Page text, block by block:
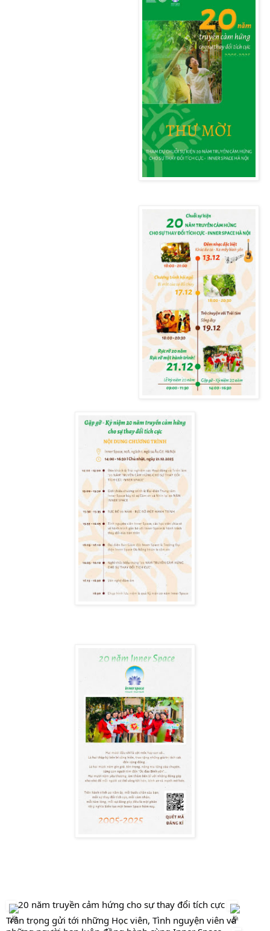
20 năm truyền cảm hứng cho sự thay đổi tích cực
Trân trọng gửi tới những Học viên, Tình nguyện viên và